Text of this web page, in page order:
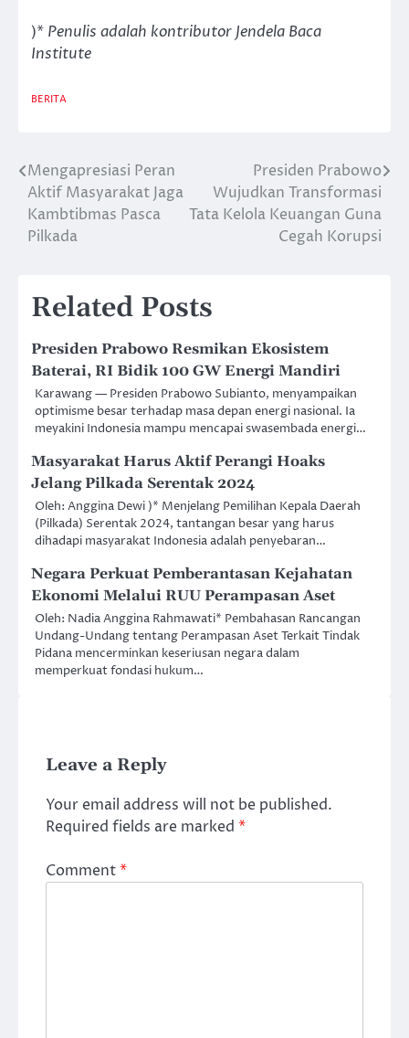
)* Penulis adalah kontributor Jendela Baca
Institute
BERITA
Post
navigation
Mengapresiasi Peran
Aktif Masyarakat Jaga
Kambtibmas Pasca
Pilkada
Presiden Prabowo
Wujudkan Transformasi
Tata Kelola Keuangan Guna
Cegah Korupsi
Related Posts
Presiden Prabowo Resmikan Ekosistem
Baterai, RI Bidik 100 GW Energi Mandiri
Karawang — Presiden Prabowo Subianto, menyampaikan
optimisme besar terhadap masa depan energi nasional. Ia
meyakini Indonesia mampu mencapai swasembada energi…
Masyarakat Harus Aktif Perangi Hoaks
Jelang Pilkada Serentak 2024
Oleh: Anggina Dewi )* Menjelang Pemilihan Kepala Daerah
(Pilkada) Serentak 2024, tantangan besar yang harus
dihadapi masyarakat Indonesia adalah penyebaran…
Negara Perkuat Pemberantasan Kejahatan
Ekonomi Melalui RUU Perampasan Aset
Oleh: Nadia Anggina Rahmawati* Pembahasan Rancangan
Undang-Undang tentang Perampasan Aset Terkait Tindak
Pidana mencerminkan keseriusan negara dalam
memperkuat fondasi hukum…
Leave a Reply
Your email address will not be published.
Required fields are marked *
Comment*